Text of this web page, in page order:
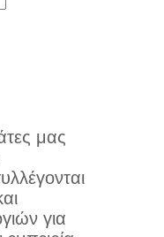
μας
για